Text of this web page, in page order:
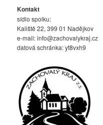
Kontakt
sídlo spolku:
Kaliště 22, 399 01 Nadějkov
e-mail:info@zachovalykraj.cz
datová schránka: yt8vxh9